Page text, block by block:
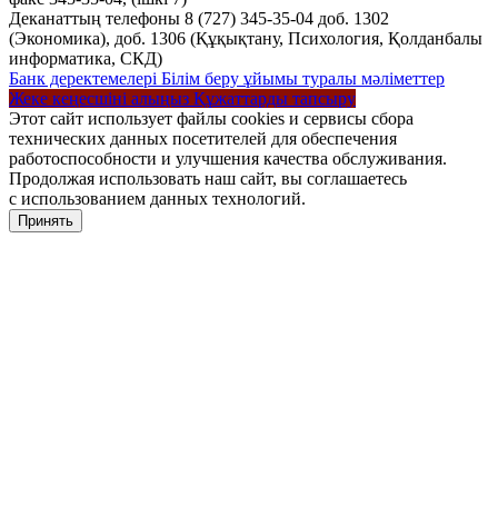
Деканаттың телефоны 8 (727) 345-35-04 доб. 1302
(Экономика), доб. 1306 (Құқықтану, Психология, Қолданбалы
информатика, СКД)
Банк деректемелері Білім беру ұйымы туралы мәліметтер
Жеке кеңесшіні алыңыз Құжаттарды тапсыру
Этот сайт использует файлы cookies и сервисы сбора
технических данных посетителей для обеспечения
работоспособности и улучшения качества обслуживания.
Продолжая использовать наш сайт, вы соглашаетесь
с использованием данных технологий.
Принять